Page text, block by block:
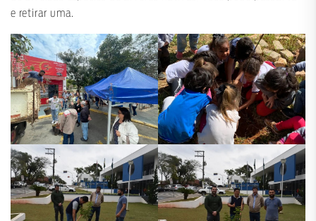
e retirar uma.